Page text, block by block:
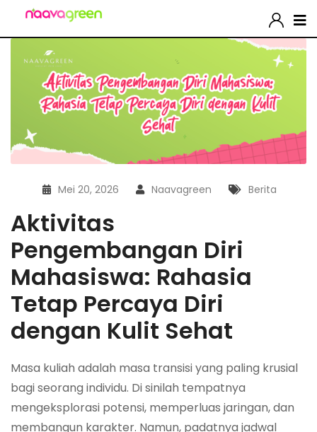
Mei 20, 2026 Naavagreen Berita
Aktivitas
Pengembangan Diri
Mahasiswa: Rahasia
Tetap Percaya Diri
dengan Kulit Sehat
Masa kuliah adalah masa transisi yang paling krusial
bagi seorang individu. Di sinilah tempatnya
mengeksplorasi potensi, memperluas jaringan, dan
membangun karakter. Namun, padatnya jadwal